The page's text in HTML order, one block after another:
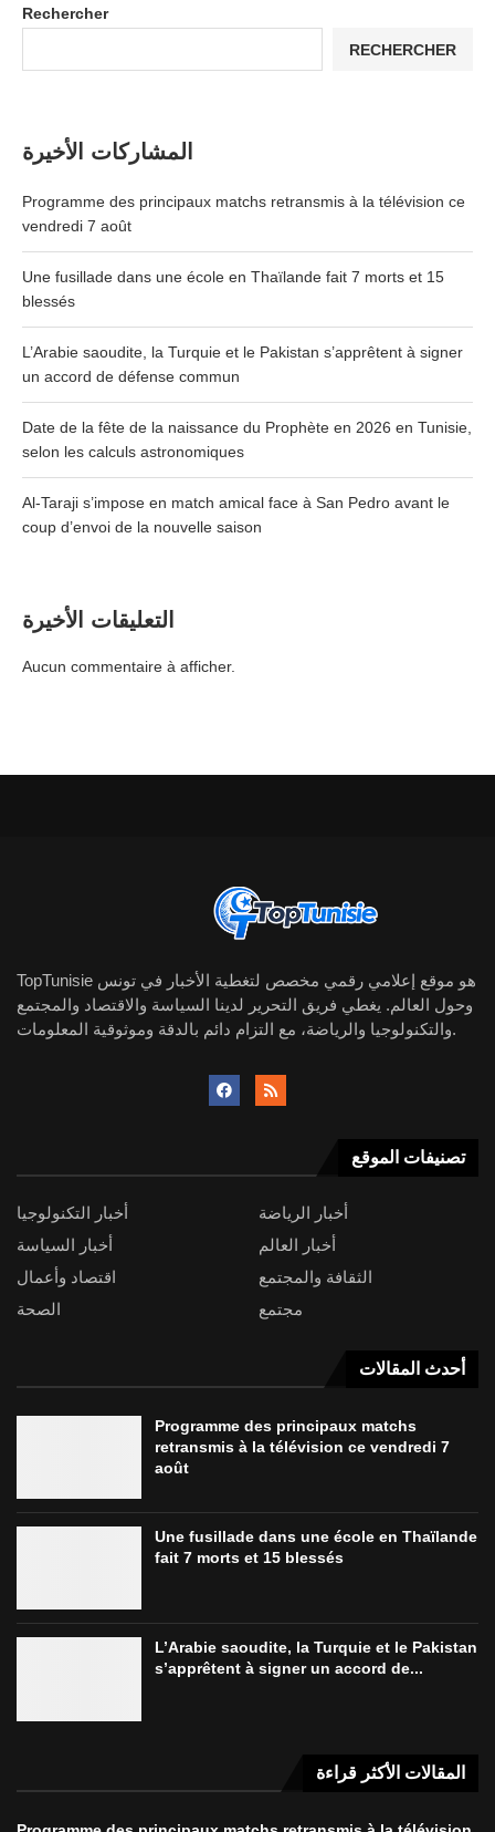
Rechercher
RECHERCHER
المشاركات الأخيرة
Programme des principaux matchs retransmis à la télévision ce
vendredi 7 août
Une fusillade dans une école en Thaïlande fait 7 morts et 15
blessés
L’Arabie saoudite, la Turquie et le Pakistan s’apprêtent à signer
un accord de défense commun
Date de la fête de la naissance du Prophète en 2026 en Tunisie,
selon les calculs astronomiques
Al-Taraji s’impose en match amical face à San Pedro avant le
coup d’envoi de la nouvelle saison
التعليقات الأخيرة
Aucun commentaire à afficher.
TopTunisie هو موقع إعلامي رقمي مخصص لتغطية الأخبار في تونس
وحول العالم. يغطي فريق التحرير لدينا السياسة والاقتصاد والمجتمع
والتكنولوجيا والرياضة، مع التزام دائم بالدقة وموثوقية المعلومات.
تصنيفات الموقع
أخبار التكنولوجيا
أخبار الرياضة
أخبار السياسة
أخبار العالم
اقتصاد وأعمال
الثقافة والمجتمع
الصحة
مجتمع
أحدث المقالات
Programme des principaux matchs
retransmis à la télévision ce vendredi 7
août
Une fusillade dans une école en Thaïlande
fait 7 morts et 15 blessés
L’Arabie saoudite, la Turquie et le Pakistan
s’apprêtent à signer un accord de...
المقالات الأكثر قراءة